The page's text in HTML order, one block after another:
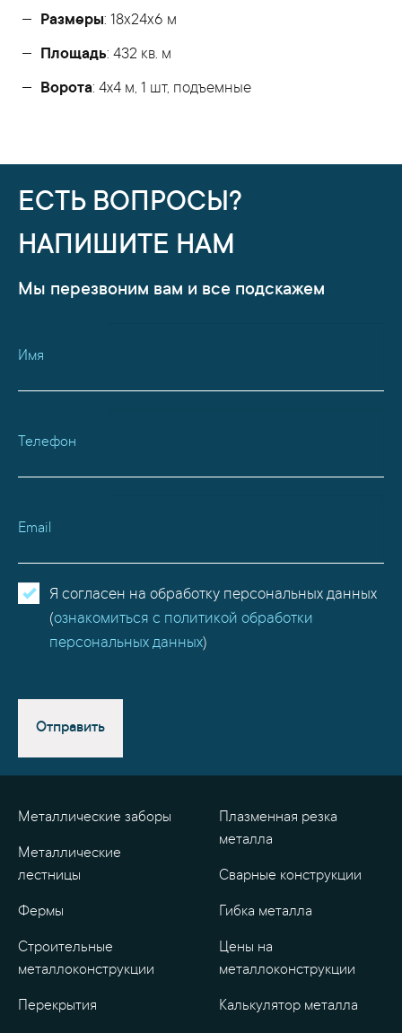
Размеры: 18x24x6 м
Площадь: 432 кв. м
Ворота: 4х4 м, 1 шт, подъемные
ЕСТЬ ВОПРОСЫ?
НАПИШИТЕ НАМ
Мы перезвоним вам и все подскажем
Имя
Телефон
Email
Я согласен на обработку персональных данных
(ознакомиться с политикой обработки
персональных данных)
Отправить
Металлические заборы
Металлические
лестницы
Фермы
Строительные
металлоконструкции
Перекрытия
Плазменная резка
металла
Сварные конструкции
Гибка металла
Цены на
металлоконструкции
Калькулятор металла